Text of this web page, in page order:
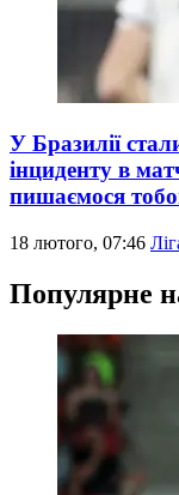
У Бразилії
інциденту в
пишаємося
18 лютого, 07:46
Популярне